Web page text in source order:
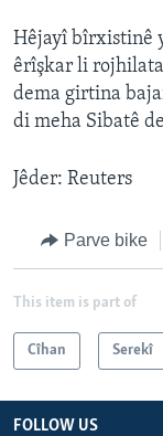
Hêjayî bîrxistinê
êrîşkar li
dema girtina
di meha Sibatê
Jêder: Reuters
Parve bike
This item is part of
Cîhan Serekî
FOLLOW US